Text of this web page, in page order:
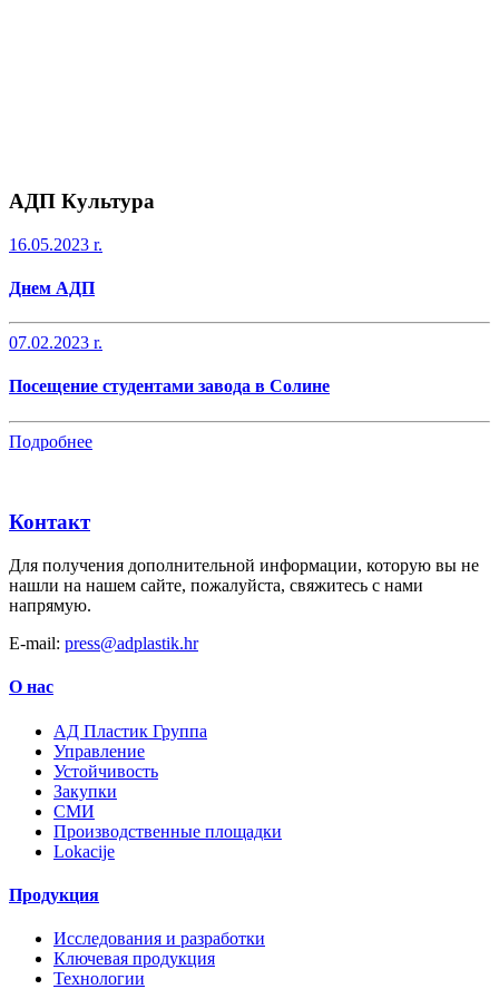
AДП Культура
16.05.2023 r.
Днем АДП
07.02.2023 r.
Посещение студентами завода в Солине
Подробнее
Контакт
Для получения дополнительной информации, которую вы не
нашли на нашем сайте, пожалуйста, свяжитесь с нами
напрямую.
E-mail: press@adplastik.hr
О нас
AД Пластик Группа
Управление
Устойчивость
Закупки
СМИ
Производственные площадки
Lokacije
Продукция
Исследования и разработки
Ключевая продукция
Технологии